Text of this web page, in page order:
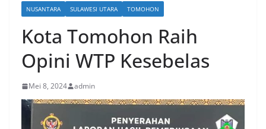
NUSANTARA SULAWESI UTARA TOMOHON
Kota Tomohon Raih
Opini WTP Kesebelas
Mei 8, 2024 admin